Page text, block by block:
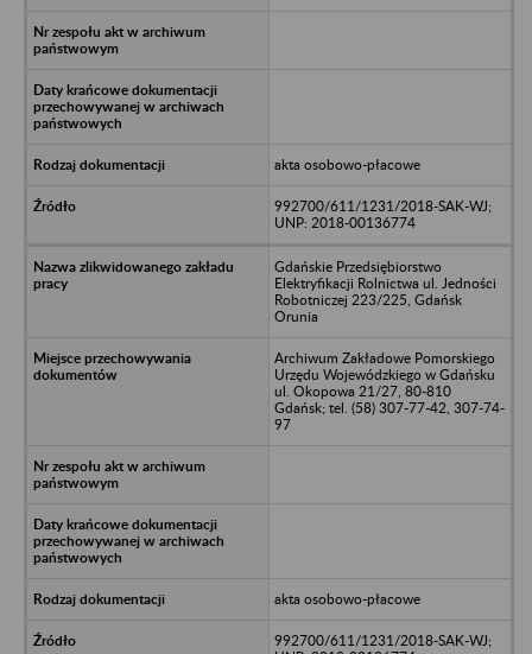
akta osobowo-płacowe
992700/611/1231/2018-SAK-WJ;
UNP: 2018-00136774
Gdańskie Przedsiębiorstwo
Elektryfikacji Rolnictwa ul. Jedności
Robotniczej 223/225, Gdańsk
Orunia
Archiwum Zakładowe Pomorskiego
Urzędu Wojewódzkiego w Gdańsku
ul. Okopowa 21/27, 80-810
Gdańsk; tel. (58) 307-77-42, 307-74-
97
akta osobowo-płacowe
992700/611/1231/2018-SAK-WJ;